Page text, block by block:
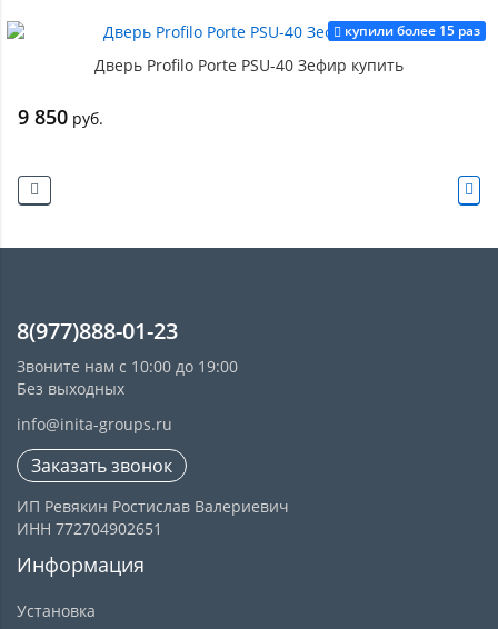
купили более 15 раз
Дверь Profilo Porte PSU-40 Зефир купить
9 850 руб.
8(977)888-01-23
Звоните нам с 10:00 до 19:00
Без выходных
info@inita-groups.ru
Заказать звонок
ИП Ревякин Ростислав Валериевич
ИНН 772704902651
Информация
Установка